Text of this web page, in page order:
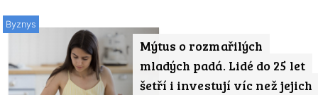
Mýtus o rozmařilých
mladých padá. Lidé do 25 let
šetří i investují víc než jejich
Byznys